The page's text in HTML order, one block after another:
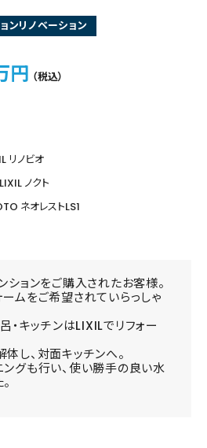
ンリノベーション
円 （税込）
リノビオ
ノクト
ネオレストLS1
ョンをご購入されたお客様。
ムをご希望されていらっしゃ
・キッチンはLIXILでリフォー
し、対面キッチンへ。
グも行い、使い勝手の良い水